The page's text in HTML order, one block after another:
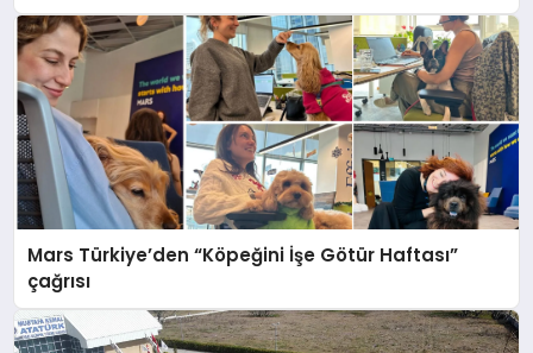
Mars Türkiye’den “Köpeğini İşe Götür Haftası”
çağrısı